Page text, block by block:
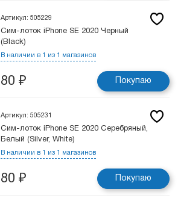
Артикул: 505229
Сим-лоток iPhone SE 2020 Черный
(Black)
В наличии в 1 из 1 магазинов
80 ₽ Покупаю
Артикул: 505231
Сим-лоток iPhone SE 2020 Серебряный,
Белый (Silver, White)
В наличии в 1 из 1 магазинов
80 ₽ Покупаю